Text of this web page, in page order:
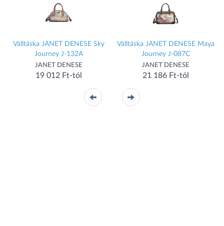
Válltáska JANET DENESE Sky
Journey J-132A
JANET DENESE
19 012 Ft-tól
Válltáska JANET DENESE Maya
Journey J-087C
JANET DENESE
21 186 Ft-tól